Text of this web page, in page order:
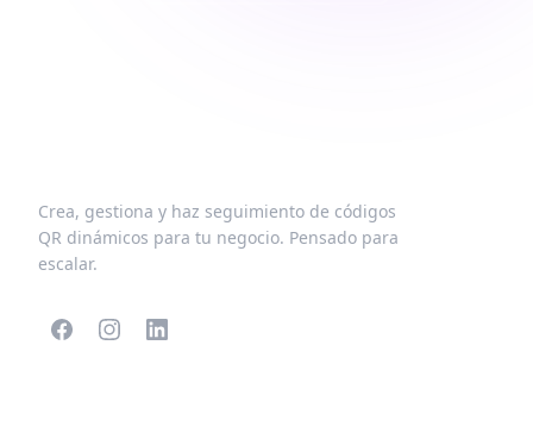
Crea, gestiona y haz seguimiento de códigos
QR dinámicos para tu negocio. Pensado para
escalar.